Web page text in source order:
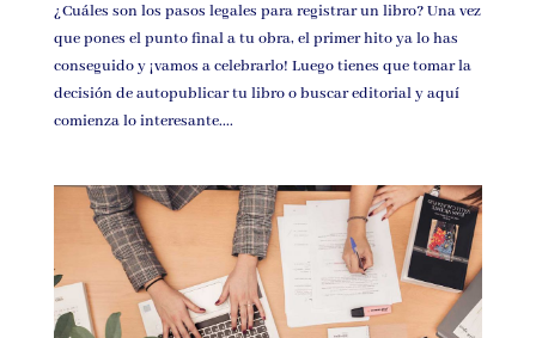
¿Cuáles son los pasos legales para registrar un libro? Una vez
que pones el punto final a tu obra, el primer hito ya lo has
conseguido y ¡vamos a celebrarlo! Luego tienes que tomar la
decisión de autopublicar tu libro o buscar editorial y aquí
comienza lo interesante....